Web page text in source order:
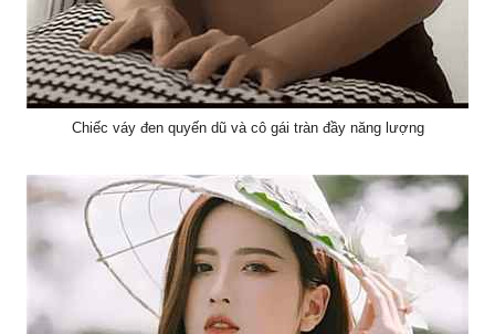
Chiếc váy đen quyến dũ và cô gái tràn đầy năng lượng